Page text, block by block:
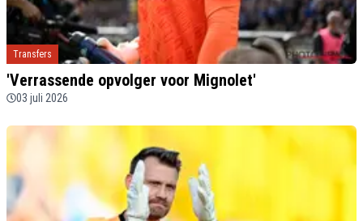
Transfers
'Verrassende opvolger voor Mignolet'
03 juli 2026